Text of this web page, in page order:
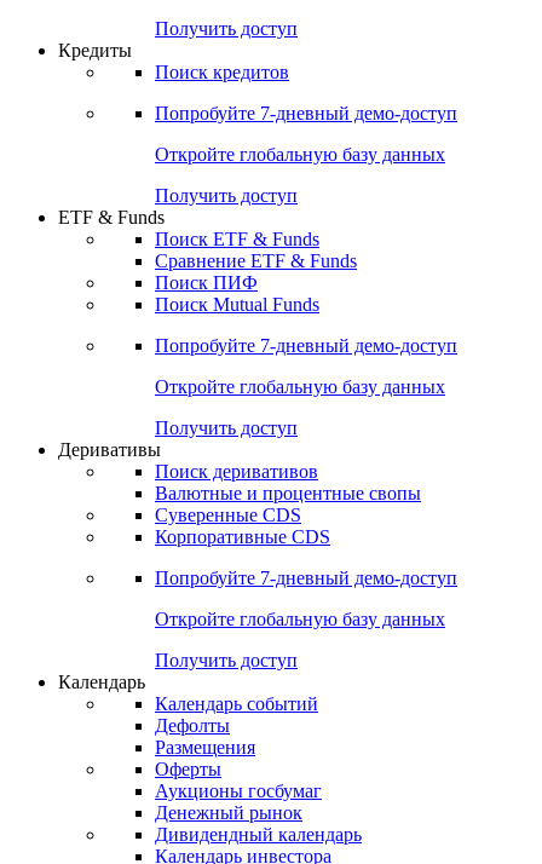
Попробуйте7-дневный
Откройте глобальную базу данных
Получить доступ
Поиск кредитов
Попробуйте7-дневный
Откройте глобальную базу данных
Получить доступ
ETF & Funds
Сравнение ETF & Funds
Поиск Mutual Funds
Попробуйте7-дневный
Откройте глобальную базу данных
Получить доступ
Деривативы
Валютные и процентные свопы
Корпоративные CDS
Попробуйте7-дневный
Откройте глобальную базу данных
Получить доступ
Календарь
Календарь событий
Дефолты
Размещения
Оферты